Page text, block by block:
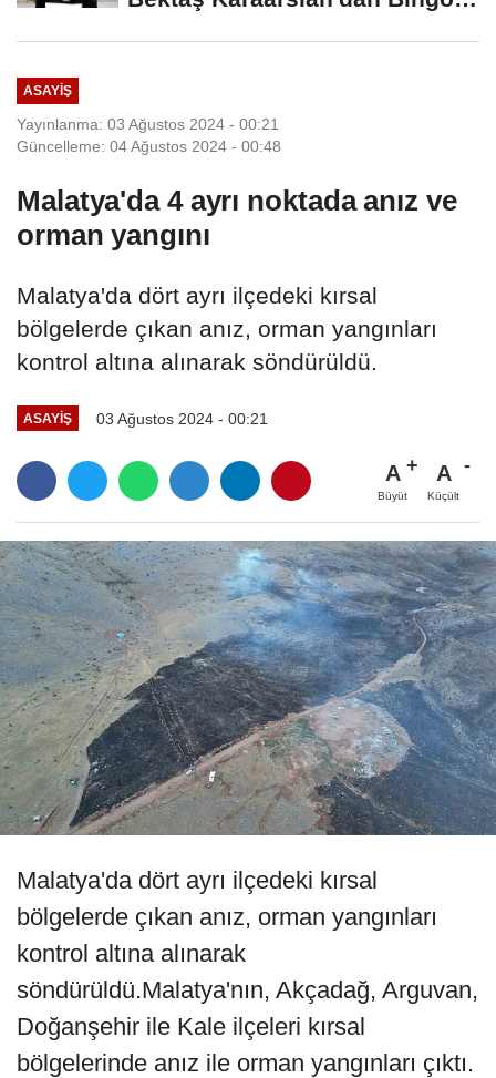
ASAYIŞ
Yayınlanma: 03 Ağustos 2024 - 00:21
Güncelleme: 04 Ağustos 2024 - 00:48
Malatya'da 4 ayrı noktada anız ve
orman yangını
Malatya'da dört ayrı ilçedeki kırsal
bölgelerde çıkan anız, orman yangınları
kontrol altına alınarak söndürüldü.
ASAYIŞ 03 Ağustos 2024 - 00:21
A
Büyüt
A
Küçült
Malatya'da dört ayrı ilçedeki kırsal
bölgelerde çıkan anız, orman yangınları
kontrol altına alınarak
söndürüldü.Malatya'nın, Akçadağ, Arguvan,
Doğanşehir ile Kale ilçeleri kırsal
bölgelerinde anız ile orman yangınları çıktı.